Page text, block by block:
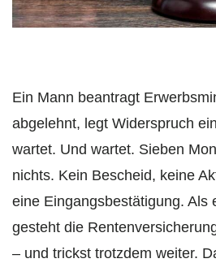
Ein Mann beantragt
abgelehnt, legt Widerspruch
wartet. Und wartet. Sieben
nichts. Kein Bescheid, keine
eine Eingangsbestätigung. Als
gesteht die
– und trickst trotzdem weiter.